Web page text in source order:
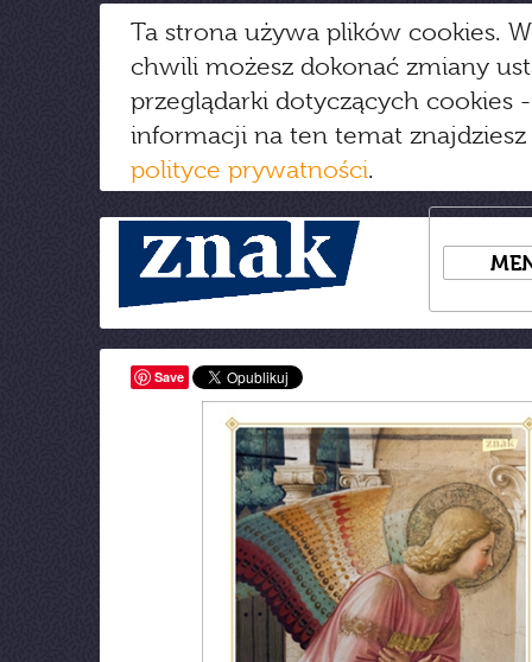
Ta strona używa plików cookies.
chwili możesz dokonać zmiany
przeglądarki dotyczących cookies
informacji na ten temat
polityce prywatności.
Save